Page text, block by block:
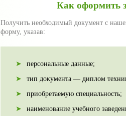
Как оформить
Получить необходимый документ с
форму, указав:
персональные данные;
тип документа — диплом
приобретаемую специальность;
наименование учебного